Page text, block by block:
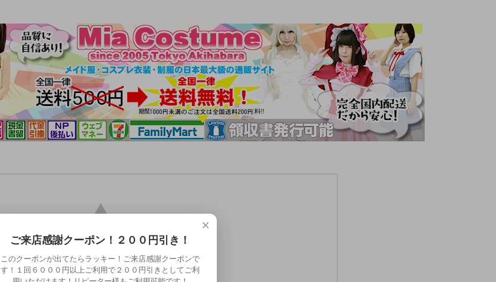
×
ご来店感謝クーポン！２００円引き！
このクーポンが出てたらラッキー！ご来店感謝クーポンで
す！１回６０００円以上ご利用で２００円引きとしてご利